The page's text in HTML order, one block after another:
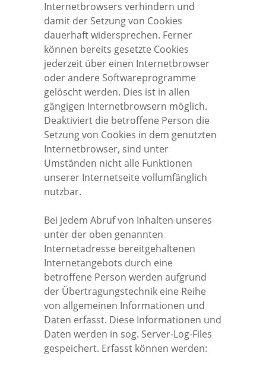
Internetbrowsers verhindern und
damit der Setzung von Cookies
dauerhaft widersprechen. Ferner
können bereits gesetzte Cookies
jederzeit über einen Internetbrowser
oder andere Softwareprogramme
gelöscht werden. Dies ist in allen
gängigen Internetbrowsern möglich.
Deaktiviert die betroffene Person die
Setzung von Cookies in dem genutzten
Internetbrowser, sind unter
Umständen nicht alle Funktionen
unserer Internetseite vollumfänglich
nutzbar.
Bei jedem Abruf von Inhalten unseres
unter der oben genannten
Internetadresse bereitgehaltenen
Internetangebots durch eine
betroffene Person werden aufgrund
der Übertragungstechnik eine Reihe
von allgemeinen Informationen und
Daten erfasst. Diese Informationen und
Daten werden in sog. Server-Log-Files
gespeichert. Erfasst können werden: